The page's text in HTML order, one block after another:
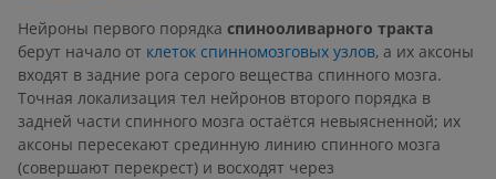
Нейроны первого порядка спинооливарного тракта
берут начало от клеток спинномозговых узлов, а их аксоны
входят в задние рога серого вещества спинного мозга.
Точная локализация тел нейронов второго порядка в
задней части спинного мозга остаётся невыясненной; их
аксоны пересекают срединную линию спинного мозга
(совершают перекрест) и восходят через